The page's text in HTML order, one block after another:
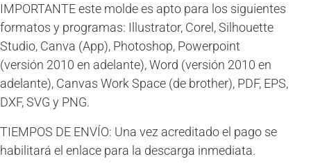
IMPORTANTE este molde es apto para los siguientes
formatos y programas: Illustrator, Corel, Silhouette
Studio, Canva (App), Photoshop, Powerpoint
(versión 2010 en adelante),Word (versión 2010 en
adelante), Canvas Work Space (de brother), PDF, EPS,
DXF, SVG y PNG.
TIEMPOS DE ENVÍO: Una vez acreditado el pago se
habilitará el enlace para la descarga inmediata.